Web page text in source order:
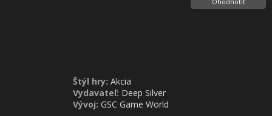
Štýl hry: Akcia
Vydavateľ: Deep Silver
Vývoj: GSC Game World